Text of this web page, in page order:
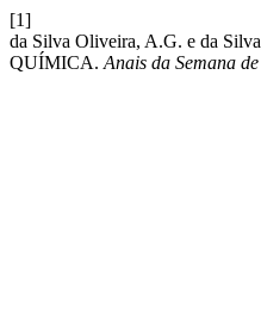
[1]
da Silva Oliveira, A.G. e da
QUÍMICA. Anais da Semana